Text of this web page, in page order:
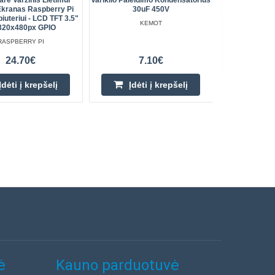
Raspberry Pi
- LCD TFT 3.5"
GPIO
PI
24.70€
Įdėti į krepšelį
30uF 450V
KEMOT
7.10€
Įdėti į krepšelį
Kauno parduotuvė